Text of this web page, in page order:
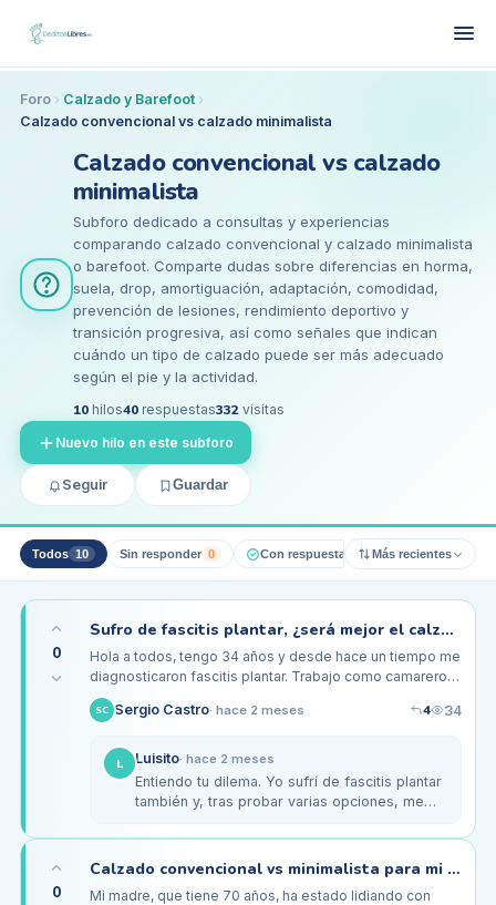
Foro
Calzado y Barefoot
Calzado convencional vs calzado minimalista
Calzado convencional vs calzado
minimalista
Subforo dedicado a consultas y experiencias
comparando calzado convencional y calzado minimalista
o barefoot. Comparte dudas sobre diferencias en horma,
suela, drop, amortiguación, adaptación, comodidad,
prevención de lesiones, rendimiento deportivo y
transición progresiva, así como señales que indican
cuándo un tipo de calzado puede ser más adecuado
según el pie y la actividad.
10hilos40respuestas332visitas
Nuevo hilo en este subforo
Seguir Guardar
Todos 10 Sin responder 0 Con respuesta pro 0 Resueltos
Más recientes
0
Sufro de fascitis plantar, ¿será mejor el calzado minimalista o el convencional?
Hola a todos, tengo 34 años y desde hace un tiempo me
diagnosticaron fascitis plantar. Trabajo como camarero y
paso extensas horas de pie, lo que ha agravado mi
condición. He…
SC Sergio Castro· hace 2 meses 4 34
L Luisito· hace 2 meses
Entiendo tu dilema. Yo sufrí de fascitis plantar
también y, tras probar varias opciones, me
sentí un poco de…
0
Calzado convencional vs minimalista para mi madre de 70 años y sus juanetes
Mi madre, que tiene 70 años, ha estado lidiando con